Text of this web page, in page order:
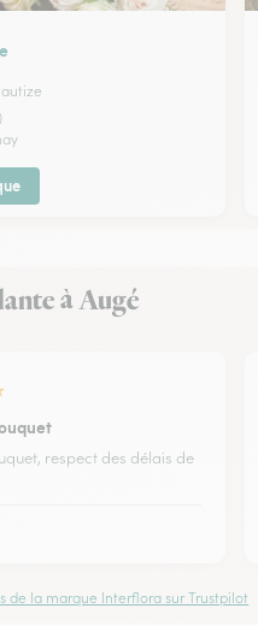
à Augé
respect des délais de
de la marque Interflora sur Trustpilot